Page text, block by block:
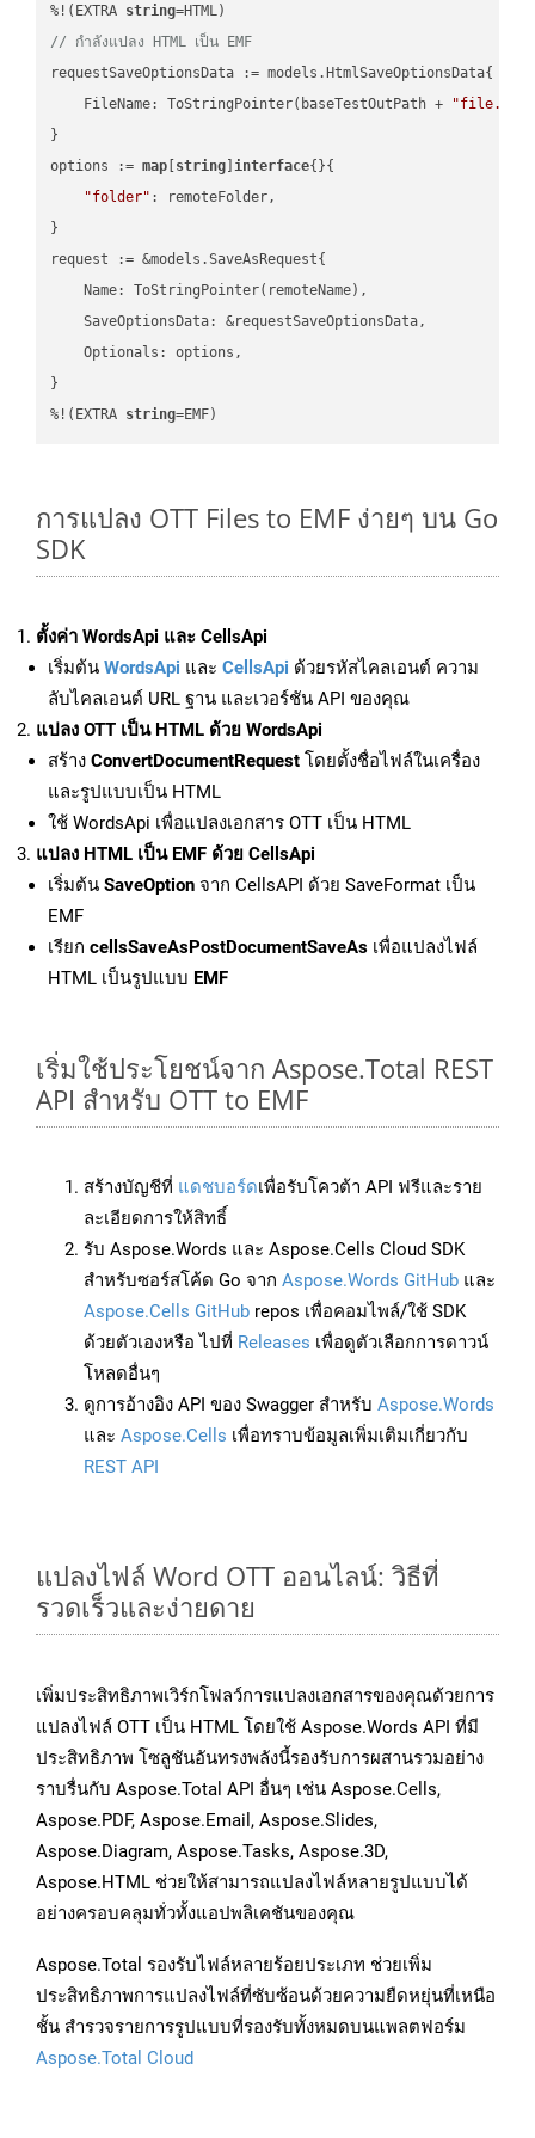
%!(EXTRA string
// กำลังแปลง HTML เป็น EMF
requestSaveOptionsData := models.HtmlSaveOptionsData{
    FileName: ToStringPointer(baseTestOutPath +
}
options := map string ]interface{}{
"folder" : remoteFolder,
}
request := &models.SaveAsRequest{
    Name: ToStringPointer(remoteName),
    SaveOptionsData: &requestSaveOptionsData,
    Optionals: options,
}
%!(EXTRA string=EMF)
การแปลง OTT Files to EMF ง่ายๆ บน Go
SDK
ตั้งค่า WordsApi และ CellsApi
เริ่มต้น WordsApi และ CellsApi ด้วยรหัสไคลเอนต์ ความ
ลับไคลเอนต์ URL ฐาน และเวอร์ชัน API ของคุณ
แปลง OTT เป็น HTML ด้วย WordsApi
สร้าง ConvertDocumentRequest โดยตั้งชื่อไฟล์ในเครื่อง
และรูปแบบเป็น HTML
ใช้ WordsApi เพื่อแปลงเอกสาร OTT เป็น HTML
แปลง HTML เป็น EMF ด้วย CellsApi
เริ่มต้น SaveOption จาก CellsAPI ด้วย SaveFormat เป็น
EMF
เรียก cellsSaveAsPostDocumentSaveAs เพื่อแปลงไฟล์
HTML เป็นรูปแบบ EMF
เริ่มใช้ประโยชน์จาก Aspose.Total REST
API สำหรับ OTT to EMF
สร้างบัญชีที่ แดชบอร์ดเพื่อรับโควต้า API ฟรีและราย
ละเอียดการให้สิทธิ์
รับ Aspose.Words และ Aspose.Cells Cloud SDK
สำหรับซอร์สโค้ด Go จาก Aspose.Words GitHub และ
Aspose.Cells GitHub repos เพื่อคอมไพล์/ใช้ SDK
ด้วยตัวเองหรือ ไปที่ Releases เพื่อดูตัวเลือกการดาวน์
โหลดอื่นๆ
ดูการอ้างอิง API ของ Swagger สำหรับ Aspose.Words
และ Aspose.Cells เพื่อทราบข้อมูลเพิ่มเติมเกี่ยวกับ
REST API
แปลงไฟล์ Word OTT ออนไลน์: วิธีที่
รวดเร็วและง่ายดาย
เพิ่มประสิทธิภาพเวิร์กโฟลว์การแปลงเอกสารของคุณด้วยการ
แปลงไฟล์ OTT เป็น HTML โดยใช้ Aspose.Words API ที่มี
ประสิทธิภาพ โซลูชันอันทรงพลังนี้รองรับการผสานรวมอย่าง
ราบรื่นกับ Aspose.Total API อื่นๆ เช่น Aspose.Cells,
Aspose.PDF, Aspose.Email, Aspose.Slides,
Aspose.Diagram, Aspose.Tasks, Aspose.3D,
Aspose.HTML ช่วยให้สามารถแปลงไฟล์หลายรูปแบบได้
อย่างครอบคลุมทั่วทั้งแอปพลิเคชันของคุณ
Aspose.Total รองรับไฟล์หลายร้อยประเภท ช่วยเพิ่ม
ประสิทธิภาพการแปลงไฟล์ที่ซับซ้อนด้วยความยืดหยุ่นที่เหนือ
ชั้น สำรวจรายการรูปแบบที่รองรับทั้งหมดบนแพลตฟอร์ม
Aspose.Total Cloud